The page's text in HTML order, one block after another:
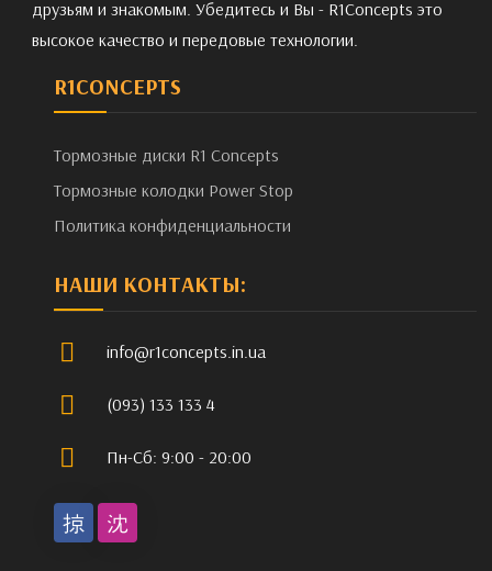
друзьям и знакомым. Убедитесь и Вы - R1Concepts это
высокое качество и передовые технологии.
R1CONCEPTS
Тормозные диски R1 Concepts
Тормозные колодки Power Stop
Политика конфиденциальности
НАШИ КОНТАКТЫ:
info@r1concepts.in.ua
(093) 133 133 4
Пн-Сб: 9:00 - 20:00